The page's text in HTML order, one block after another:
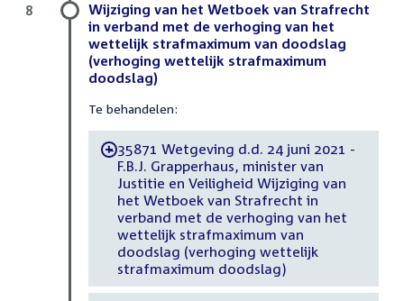
Wijziging van het Wetboek van Strafrecht
in verband met de verhoging van het
wettelijk strafmaximum van doodslag
(verhoging wettelijk strafmaximum
doodslag)
Te behandelen:
-35871 Wetgeving d.d. 24 juni 2021 -
F.B.J. Grapperhaus, minister van
Justitie en Veiligheid Wijziging van
het Wetboek van Strafrecht in
verband met de verhoging van het
wettelijk strafmaximum van
doodslag (verhoging wettelijk
strafmaximum doodslag)
8